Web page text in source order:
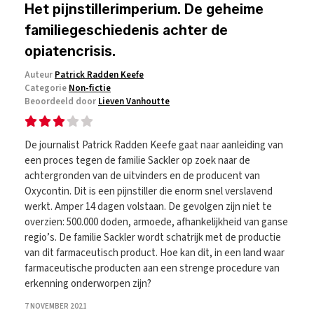
Het pijnstillerimperium. De geheime
familiegeschiedenis achter de
opiatencrisis.
Auteur Patrick Radden Keefe
Categorie Non-fictie
Beoordeeld door Lieven Vanhoutte
De journalist Patrick Radden Keefe gaat naar aanleiding van
een proces tegen de familie Sackler op zoek naar de
achtergronden van de uitvinders en de producent van
Oxycontin. Dit is een pijnstiller die enorm snel verslavend
werkt. Amper 14 dagen volstaan. De gevolgen zijn niet te
overzien: 500.000 doden, armoede, afhankelijkheid van ganse
regio’s. De familie Sackler wordt schatrijk met de productie
van dit farmaceutisch product. Hoe kan dit, in een land waar
farmaceutische producten aan een strenge procedure van
erkenning onderworpen zijn?
7 NOVEMBER 2021